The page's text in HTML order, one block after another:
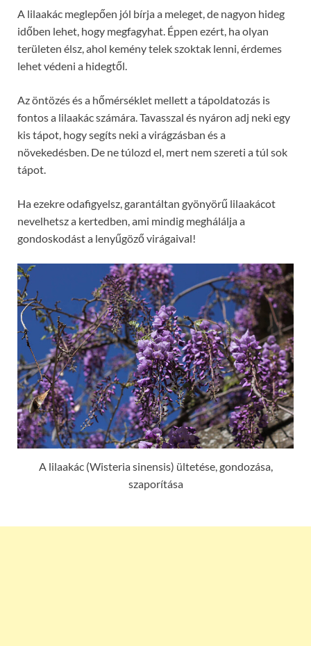
A lilaakác meglepően jól bírja a meleget, de nagyon hideg
időben lehet, hogy megfagyhat. Éppen ezért, ha olyan
területen élsz, ahol kemény telek szoktak lenni, érdemes
lehet védeni a hidegtől.
Az öntözés és a hőmérséklet mellett a tápoldatozás is
fontos a lilaakác számára. Tavasszal és nyáron adj neki egy
kis tápot, hogy segíts neki a virágzásban és a
növekedésben. De ne túlozd el, mert nem szereti a túl sok
tápot.
Ha ezekre odafigyelsz, garantáltan gyönyörű lilaakácot
nevelhetsz a kertedben, ami mindig meghálálja a
gondoskodást a lenyűgöző virágaival!
A lilaakác (Wisteria sinensis) ültetése, gondozása,
szaporítása